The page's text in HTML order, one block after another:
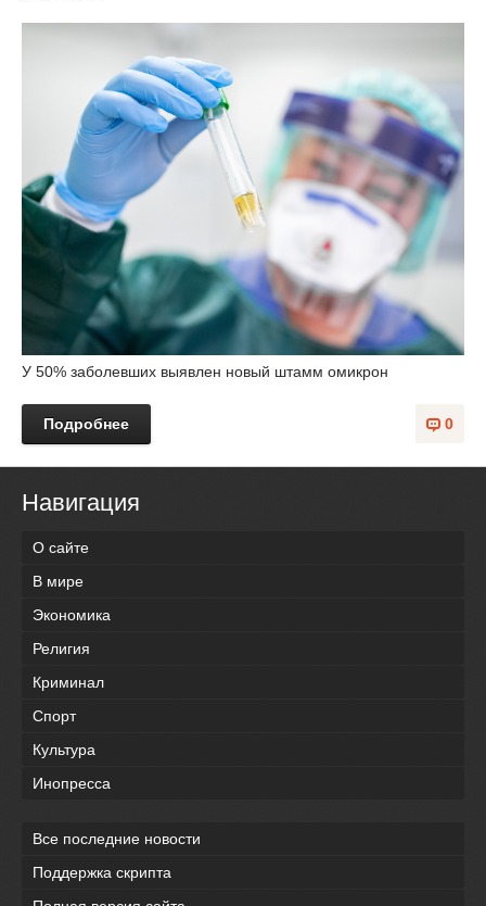
У 50% заболевших выявлен новый штамм омикрон
0
Подробнее
Навигация
О сайте
В мире
Экономика
Религия
Криминал
Спорт
Культура
Инопресса
Все последние новости
Поддержка скрипта